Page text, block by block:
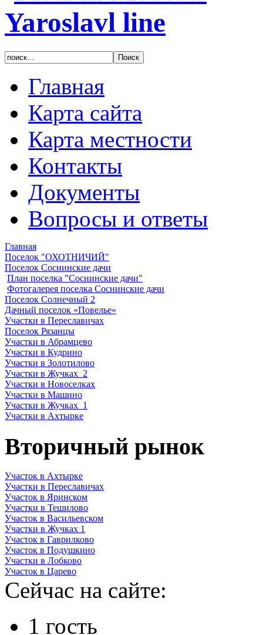
Главная
Карта сайта
Карта местности
Контакты
Документы
Вопросы и ответы
Главная
Поселок "ОХОТНИЧИЙ"
Поселок Соснинские дачи
План поселка "Соснинские дачи"
Фотогалерея поселка Соснинские дачи
Поселок Солнечный 2
Дачный поселок «Повелье»
Участки в Переславичах
Поселок Рязанцы
Участки в Абрамцево
Участки в Кудрино
Участки в Золотилово
Участки в Жучках_2
Участки в Новоселках
Участки в Машино
Участки в Жучках_1
Участки в Ахтырке
Вторичный рынок
Участок в Ахтырке
Участки в Переславичах
Участок в Яринском
Участки в Тешилово
Участок в Васильевском
Участки в Жучках 1
Участок в Гаврилково
Участок в Подушкино
Участки в Лобково
Участок в Царево
Сейчас на сайте:
1 гость